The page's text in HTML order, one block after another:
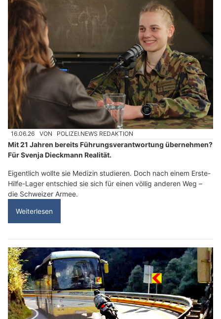
16.06.26 VON POLIZEI.NEWS REDAKTION
Mit 21 Jahren bereits Führungsverantwortung übernehmen?
Für Svenja Dieckmann Realität.
Eigentlich wollte sie Medizin studieren. Doch nach einem Erste-
Hilfe-Lager entschied sie sich für einen völlig anderen Weg –
die Schweizer Armee.
Weiterlesen